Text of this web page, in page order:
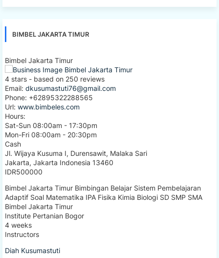
BIMBEL JAKARTA TIMUR
Bimbel Jakarta Timur
4 stars - based on 250 reviews
Email: dkusumastuti76@gmail.com
Phone: +62895322288565
Url: www.bimbeles.com
Hours:
Sat-Sun 08:00am - 17:30pm
Mon-Fri 08:00am - 20:30pm
Cash
Jl. Wijaya Kusuma I, Durensawit, Malaka Sari
Jakarta, Jakarta Indonesia 13460
IDR500000
Bimbel Jakarta Timur Bimbingan Belajar Sistem Pembelajaran
Adaptif Soal Matematika IPA Fisika Kimia Biologi SD SMP SMA
Bimbel Jakarta Timur
Institute Pertanian Bogor
4 weeks
Instructors
Diah Kusumastuti